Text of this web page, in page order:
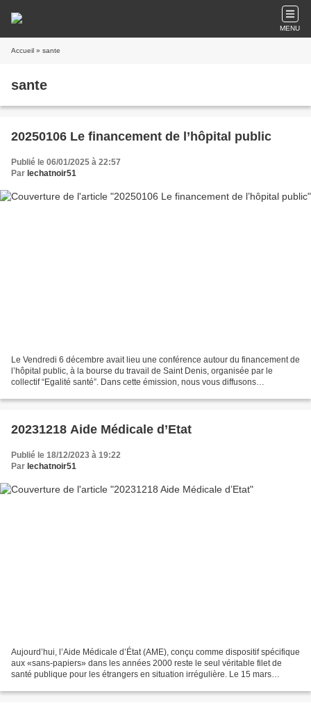
MENU
Accueil » sante
sante
20250106 Le financement de l’hôpital public
Publié le 06/01/2025 à 22:57
Par lechatnoir51
Le Vendredi 6 décembre avait lieu une conférence autour du financement de
l’hôpital public, à la bourse du travail de Saint Denis, organisée par le
collectif “Egalité santé”. Dans cette émission, nous vous diffusons
20231218 Aide Médicale d’Etat
Publié le 18/12/2023 à 19:22
Par lechatnoir51
Aujourd’hui, l’Aide Médicale d’État (AME), conçu comme dispositif spécifique
aux «sans-papiers» dans les années 2000 reste le seul véritable filet de
santé publique pour les étrangers en situation irrégulière. Le 15 mars